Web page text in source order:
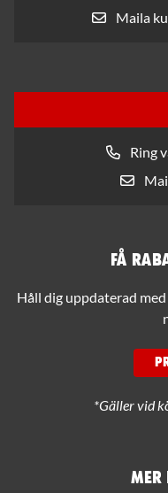
Maila
Ring
Mer
Få
Håll dig uppdaterad
*Gäller vid